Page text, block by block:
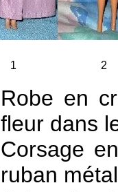
1 2
Robe en
fleur dans
Corsage
ruban